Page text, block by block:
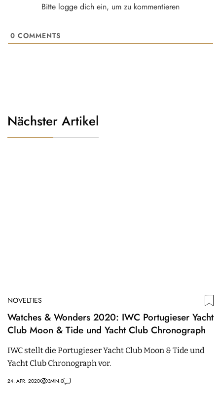
Bitte logge dich ein, um zu kommentieren
0 COMMENTS
Nächster Artikel
NOVELTIES
Watches & Wonders 2020: IWC Portugieser Yacht
Club Moon & Tide und Yacht Club Chronograph
IWC stellt die Portugieser Yacht Club Moon & Tide und
Yacht Club Chronograph vor.
24. APR. 2020 3MIN.0